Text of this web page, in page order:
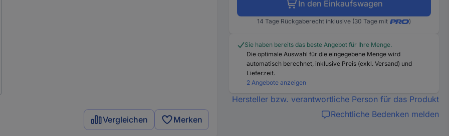
Vergleichen Merken
In den Einkaufswagen
14 Tage Rückgaberecht inklusive (30 Tage mit )
Sie haben bereits das beste Angebot für Ihre Menge.
Die optimale Auswahl für die eingegebene Menge wird
automatisch berechnet, inklusive Preis (exkl. Versand) und
Lieferzeit.
2 Angebote anzeigen
Hersteller bzw. verantwortliche Person für das Produkt
Rechtliche Bedenken melden